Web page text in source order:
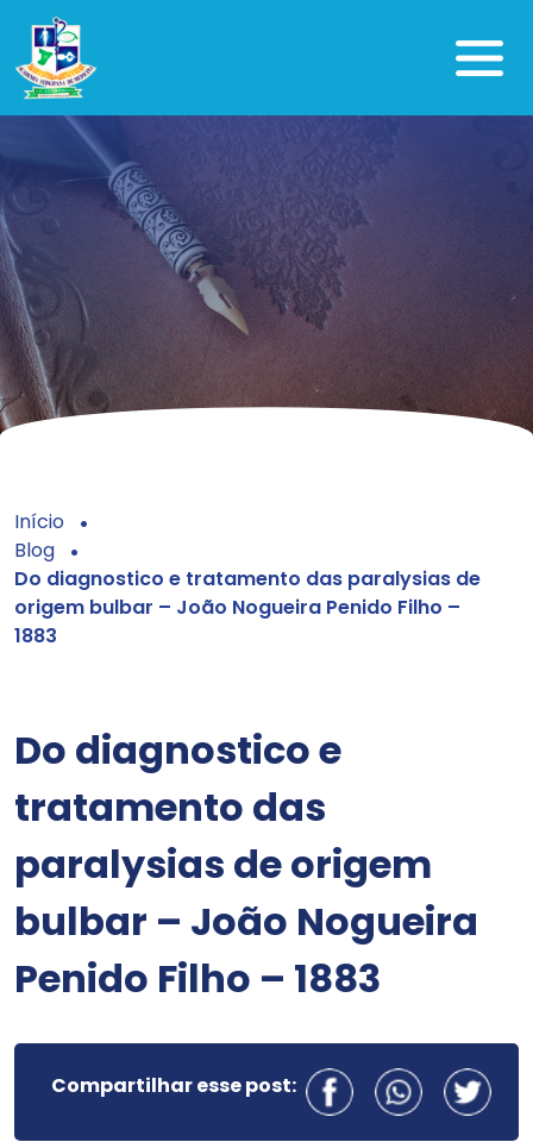
Início
Blog
Do diagnostico e tratamento das paralysias de
origem bulbar – João Nogueira Penido Filho –
1883
Do diagnostico e
tratamento das
paralysias de origem
bulbar – João Nogueira
Penido Filho – 1883
Compartilhar esse post: